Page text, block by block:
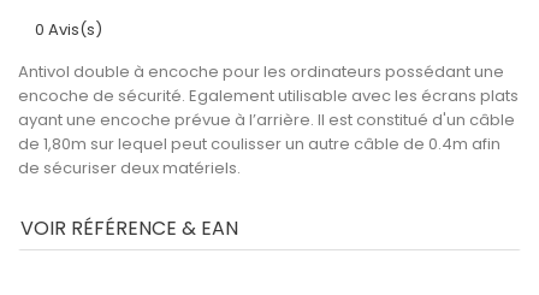
0 Avis(s)
Antivol double à encoche pour les ordinateurs possédant une
encoche de sécurité. Egalement utilisable avec les écrans plats
ayant une encoche prévue à l’arrière. Il est constitué d'un câble
de 1,80m sur lequel peut coulisser un autre câble de 0.4m afin
de sécuriser deux matériels.
VOIR RÉFÉRENCE & EAN